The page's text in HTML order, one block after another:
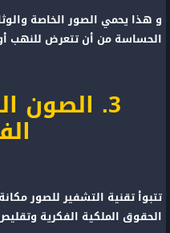
و هذا يحمي الصور الخاصة
الحساسة من أن تتعرض للنهب
3. الصون
تتبوأ تقنية التشفير للصور
الحقوق الملكية الفكرية